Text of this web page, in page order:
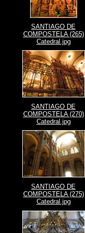
SANTIAGO DE
COMPOSTELA (265)
Catedral.jpg
SANTIAGO DE
COMPOSTELA (270)
Catedral.jpg
SANTIAGO DE
COMPOSTELA (275)
Catedral.jpg